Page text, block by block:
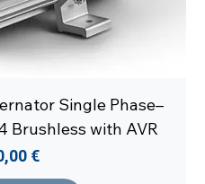
Single Phase–
Brushless with AVR
€